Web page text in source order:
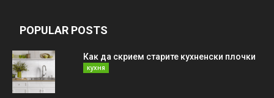
POPULAR POSTS
Как да скрием старите кухненски плочки
кухня